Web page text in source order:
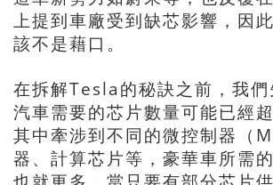
上提到車廠受到缺芯影響，因
該不是藉口。
在拆解Tesla的秘訣之前，我們
汽車需要的芯片數量可能已經
其中牽涉到不同的微控制器（
器、計算芯片等，豪華車所需